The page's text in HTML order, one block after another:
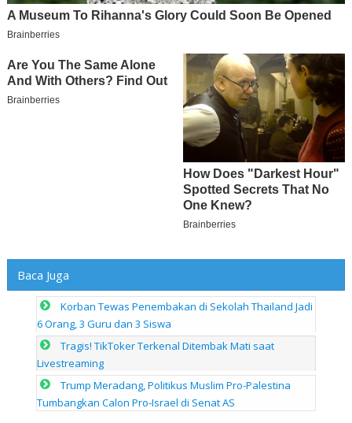
Baca Juga
Korban Tewas Penembakan di Sekolah Thailand Jadi
6 Orang, 3 Guru dan 3 Siswa
Tragis! TikToker Terkenal Ditembak Mati saat
Livestreaming
Trump Meradang, Politikus Muslim Pro-Palestina
Tumbangkan Calon Pro-Israel di Senat AS